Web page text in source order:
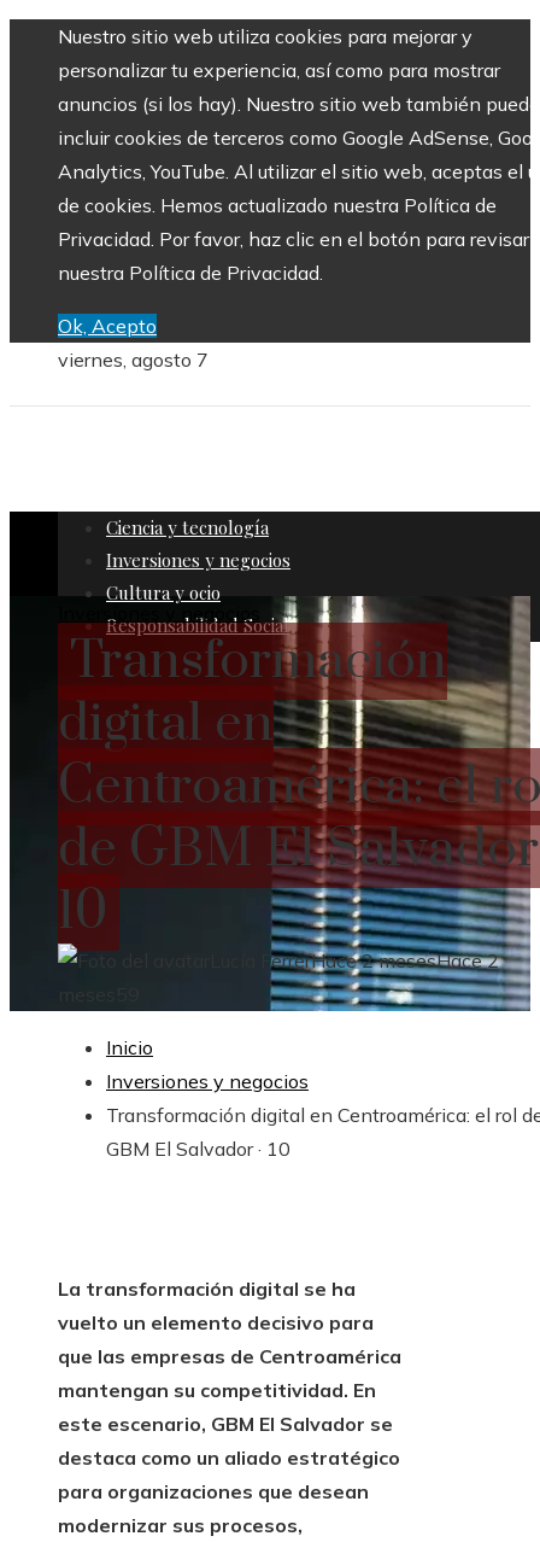
Nuestro sitio web utiliza cookies para mejorar y
personalizar tu experiencia, así como para mostrar
anuncios (si los hay). Nuestro sitio web también puede
incluir cookies de terceros como Google AdSense,
Analytics, YouTube. Al utilizar el sitio web, aceptas el
de cookies. Hemos actualizado nuestra Política de
Privacidad. Por favor, haz clic en el botón para revisar
nuestra Política de Privacidad.
Ok, Acepto
viernes, agosto 7
Ciencia y tecnología
Inversiones y negocios
Cultura y ocio
Responsabilidad Social
Inversiones y negocios
Transformación
digital en
Centroamérica: el
de GBM El Salvador
10
Lucía FerrerHace 2 mesesHace 2
meses
Inicio
Inversiones y negocios
Transformación digital en Centroamérica: el rol
GBM El Salvador · 10
La transformación digital se ha
vuelto un elemento decisivo para
que las empresas de Centroamérica
mantengan su competitividad. En
este escenario, GBM El Salvador se
destaca como un aliado estratégico
para organizaciones que desean
modernizar sus procesos,